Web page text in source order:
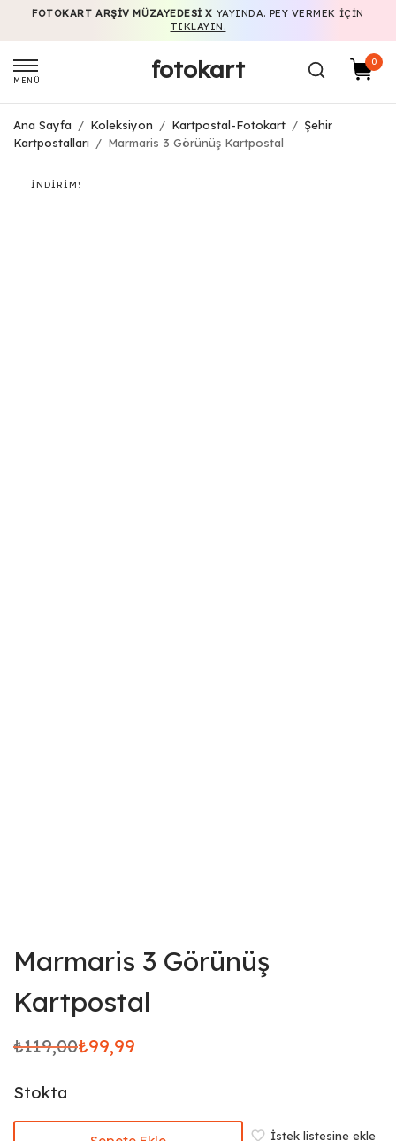
FOTOKART ARŞIV MÜZAYEDESI X YAYINDA. PEY VERMEK IÇIN
TIKLAYIN.
MENÜ fotokart 0
Ana Sayfa / Koleksiyon / Kartpostal-Fotokart / Şehir
Kartpostalları
/ Marmaris 3 Görünüş Kartpostal
İNDIRIM!
Marmaris 3 Görünüş
Kartpostal
₺119,00
Orijinal
₺119,00.
₺99,99
Şu
fiyat:
₺99,99.
Stokta
İstek listesine ekle